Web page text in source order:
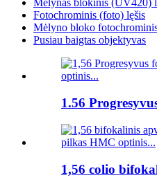
Mėlynas blokinis (UV420)
Fotochrominis (foto) lęšis
Mėlyno bloko
Pusiau baigtas objektyvas
1.56
1,56 colio